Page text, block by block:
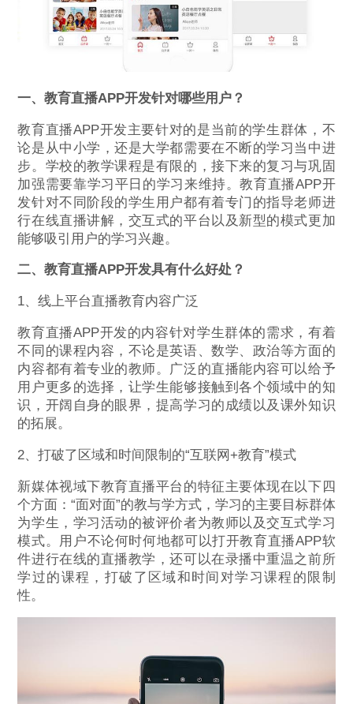
一、教育直播APP开发针对哪些用户？
教育直播APP开发主要针对的是当前的学生群体，不
论是从中小学，还是大学都需要在不断的学习当中进
步。学校的教学课程是有限的，接下来的复习与巩固
加强需要靠学习平日的学习来维持。教育直播APP开
发针对不同阶段的学生用户都有着专门的指导老师进
行在线直播讲解，交互式的平台以及新型的模式更加
能够吸引用户的学习兴趣。
二、教育直播APP开发具有什么好处？
1、线上平台直播教育内容广泛
教育直播APP开发的内容针对学生群体的需求，有着
不同的课程内容，不论是英语、数学、政治等方面的
内容都有着专业的教师。广泛的直播能内容可以给予
用户更多的选择，让学生能够接触到各个领域中的知
识，开阔自身的眼界，提高学习的成绩以及课外知识
的拓展。
2、打破了区域和时间限制的“互联网+教育”模式
新媒体视域下教育直播平台的特征主要体现在以下四
个方面：“面对面”的教与学方式，学习的主要目标群体
为学生，学习活动的被评价者为教师以及交互式学习
模式。用户不论何时何地都可以打开教育直播APP软
件进行在线的直播教学，还可以在录播中重温之前所
学过的课程，打破了区域和时间对学习课程的限制
性。